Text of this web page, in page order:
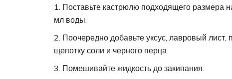
Поставьте кастрюлю подходящего размера
мл воды.
Поочередно добавьте уксус, лавровый
щепотку соли и черного перца.
Помешивайте жидкость до закипания.